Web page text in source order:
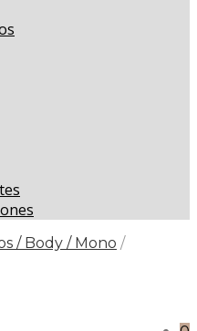
/ Body / Mono /